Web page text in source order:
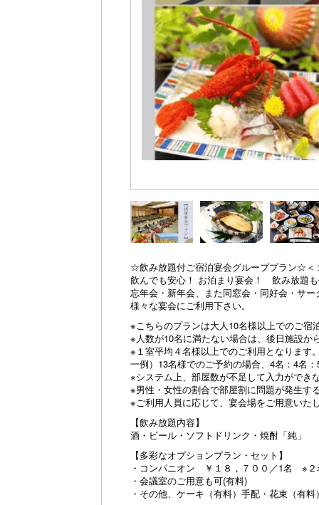
☆飲み放題付ご宿泊宴会グループプラン☆＜
飲んでも安心！ お泊まり宴会！ 飲み放題
忘年会・新年会、また同窓会・同好会・サ
様々な宴会にご利用下さい。
※こちらのプランは大人10名様以上でのご宿
※人数が10名に満たない場合は、後日施設
※１室平均４名様以上でのご利用となります
一例）13名様でのご予約の場合、4名：4名
※システム上、部屋数が不足して入力ができ
※男性・女性の割合で部屋割に問題が発生す
※ご利用人員に応じて、宴会場をご用意いた
【飲み放題内容】
酒・ビール・ソフトドリンク・焼酎「純
【多彩なオプションプラン・セット】
・コンパニオン ￥１８，７００／1名 ※２
・会議室のご用意も可(有料)
・その他、ケーキ（有料）手配・花束（有